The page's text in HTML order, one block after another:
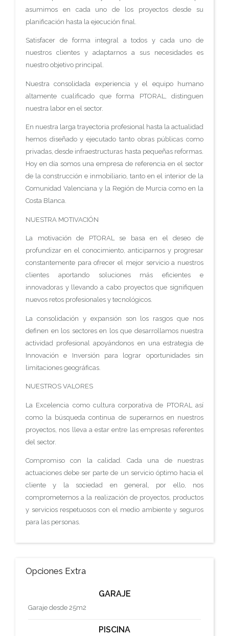
asumimos en cada uno de los proyectos desde su
planificación hasta la ejecución final.
Satisfacer de forma integral a todos y cada uno de
nuestros clientes y adaptarnos a sus necesidades es
nuestro objetivo principal.
Nuestra consolidada experiencia y el equipo humano
altamente cualificado que forma PTORAL, distinguen
nuestra labor en el sector.
En nuestra larga trayectoria profesional hasta la actualidad
hemos diseñado y ejecutado tanto obras públicas como
privadas, desde infraestructuras hasta pequeñas reformas.
Hoy en día somos una empresa de referencia en el sector
de la construcción e inmobiliario, tanto en el interior de la
Comunidad Valenciana y la Región de Murcia como en la
Costa Blanca.
NUESTRA MOTIVACIÓN
La motivación de PTORAL se basa en el deseo de
profundizar en el conocimiento, anticiparnos y progresar
constantemente para ofrecer el mejor servicio a nuestros
clientes aportando soluciones más eficientes e
innovadoras y llevando a cabo proyectos que signifiquen
nuevos retos profesionales y tecnológicos.
La consolidación y expansión son los rasgos que nos
definen en los sectores en los que desarrollamos nuestra
actividad profesional apoyándonos en una estrategia de
Innovación e Inversión para lograr oportunidades sin
limitaciones geográficas.
NUESTROS VALORES
La Excelencia como cultura corporativa de PTORAL así
como la búsqueda continua de superarnos en nuestros
proyectos, nos lleva a estar entre las empresas referentes
del sector.
Compromiso con la calidad. Cada una de nuestras
actuaciones debe ser parte de un servicio óptimo hacia el
cliente y la sociedad en general, por ello, nos
comprometemos a la realización de proyectos, productos
y servicios respetuosos con el medio ambiente y seguros
para las personas.
Opciones Extra
GARAJE
Garaje desde 25m2
PISCINA